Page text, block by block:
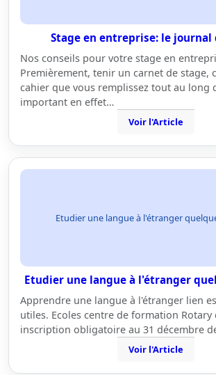
Stage en entreprise: le journal
Nos conseils pour votre stage en
Premièrement, tenir un carnet de stage,
cahier que vous remplissez tout au long
important en effet…
Voir l'Article
Etudier une langue à l'étranger
Etudier une langue à l'étranger
Apprendre une langue à l'étranger lien
utiles. Ecoles centre de formation Rotary
inscription obligatoire au 31 décembre
Voir l'Article